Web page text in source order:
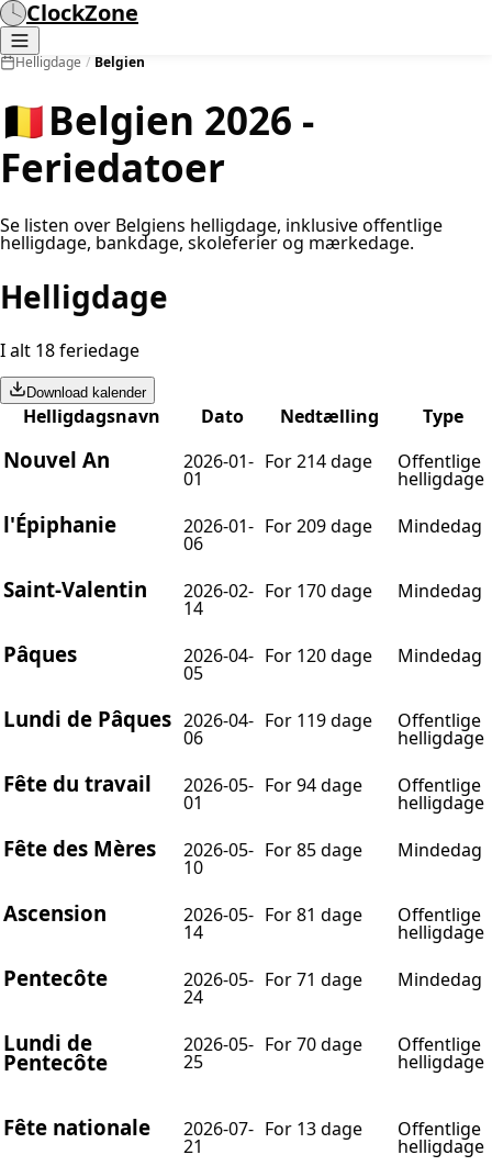
ClockZone
Helligdage / Belgien
🇧🇪Belgien 2026 -
Feriedatoer
Se listen over Belgiens helligdage, inklusive offentlige
helligdage, bankdage, skoleferier og mærkedage.
Helligdage
I alt 18 feriedage
Download kalender
Helligdagsnavn Dato Nedtælling Type
Nouvel An 2026-01-
01
For 214 dage Offentlige
helligdage
l'Épiphanie 2026-01-
06
For 209 dage Mindedag
Saint-Valentin 2026-02-
14
For 170 dage Mindedag
Pâques 2026-04-
05
For 120 dage Mindedag
Lundi de Pâques 2026-04-
06
For 119 dage Offentlige
helligdage
Fête du travail 2026-05-
01
For 94 dage Offentlige
helligdage
Fête des Mères 2026-05-
10
For 85 dage Mindedag
Ascension 2026-05-
14
For 81 dage Offentlige
helligdage
Pentecôte 2026-05-
24
For 71 dage Mindedag
Lundi de
Pentecôte
2026-05-
25
For 70 dage Offentlige
helligdage
Fête nationale 2026-07-
21
For 13 dage Offentlige
helligdage